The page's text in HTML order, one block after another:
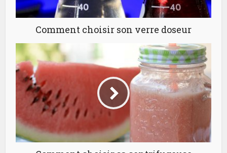
Comment choisir son verre doseur